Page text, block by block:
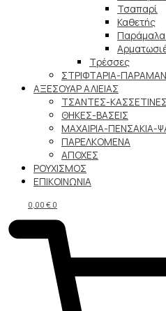
Τσαπαρί
Καθετής
Παράμαλα
Τρέσσες
ΣΤΡΙΦΤΑΡΙΑ-
ΑΞΕΣΟΥΑΡ ΑΛΙΕΙΑΣ
ΤΣΑΝΤΕΣ-
ΘΗΚΕΣ-ΒΑΣΕΙΣ
ΜΑΧΑΙΡΙΑ-ΠΕΝΣΑΚΙΑ-
ΠΑΡΕΛΚΟΜΕΝΑ
ΑΠΟΧΕΣ
ΡΟΥΧΙΣΜΟΣ
ΕΠΙΚΟΙΝΩΝΙΑ
0,00 € 0